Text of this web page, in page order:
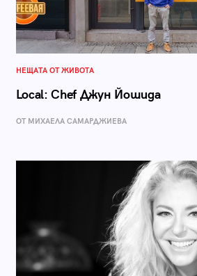
НЕЩАТА ОТ ЖИВОТА
Local: Chef Джун Йошида
ОТ МИХАЕЛА САМАРДЖИЕВА